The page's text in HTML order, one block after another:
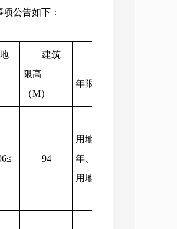
公告如下：
建筑
限高
（M）
年限
94
用地70
年、商业
用地